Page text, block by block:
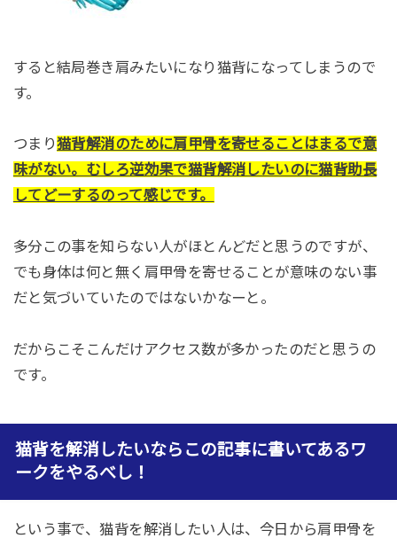
すると結局巻き肩みたいになり猫背になってしまうので
す。
つまり猫背解消のために肩甲骨を寄せることはまるで意
味がない。むしろ逆効果で猫背解消したいのに猫背助長
してどーするのって感じです。
多分この事を知らない人がほとんどだと思うのですが、
でも身体は何と無く肩甲骨を寄せることが意味のない事
だと気づいていたのではないかなーと。
だからこそこんだけアクセス数が多かったのだと思うの
です。
猫背を解消したいならこの記事に書いてあるワ
ークをやるべし！
という事で、猫背を解消したい人は、今日から肩甲骨を